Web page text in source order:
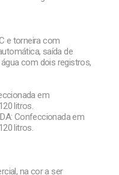
e torneira com
saída de
com dois registros,
em
litros.
Confeccionada em
litros.
na cor a ser